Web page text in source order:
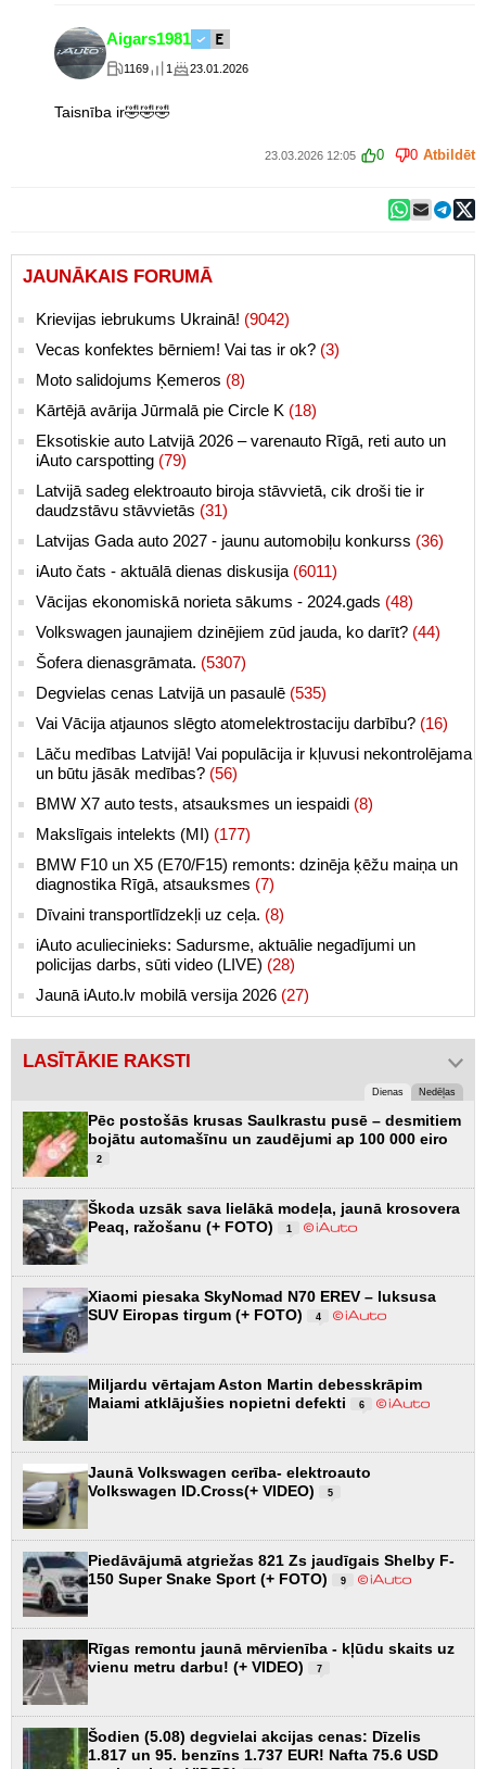
Aigars1981
1169 1 23.01.2026
Taisnība ir🤣🤣🤣
23.03.2026 12:05 0 0 Atbildēt
JAUNĀKAIS FORUMĀ
Krievijas iebrukums Ukrainā! (9042)
Vecas konfektes bērniem! Vai tas ir ok? (3)
Moto salidojums Ķemeros (8)
Kārtējā avārija Jūrmalā pie Circle K (18)
Eksotiskie auto Latvijā 2026 – varenauto Rīgā, reti auto un
iAuto carspotting (79)
Latvijā sadeg elektroauto biroja stāvvietā, cik droši tie ir
daudzstāvu stāvvietās (31)
Latvijas Gada auto 2027 - jaunu automobiļu konkurss (36)
iAuto čats - aktuālā dienas diskusija (6011)
Vācijas ekonomiskā norieta sākums - 2024.gads (48)
Volkswagen jaunajiem dzinējiem zūd jauda, ko darīt? (44)
Šofera dienasgrāmata. (5307)
Degvielas cenas Latvijā un pasaulē (535)
Vai Vācija atjaunos slēgto atomelektrostaciju darbību? (16)
Lāču medības Latvijā! Vai populācija ir kļuvusi nekontrolējama
un būtu jāsāk medības? (56)
BMW X7 auto tests, atsauksmes un iespaidi (8)
Makslīgais intelekts (MI) (177)
BMW F10 un X5 (E70/F15) remonts: dzinēja ķēžu maiņa un
diagnostika Rīgā, atsauksmes (7)
Dīvaini transportlīdzekļi uz ceļa. (8)
iAuto aculiecinieks: Sadursme, aktuālie negadījumi un
policijas darbs, sūti video (LIVE) (28)
Jaunā iAuto.lv mobilā versija 2026 (27)
LASĪTĀKIE RAKSTI
Dienas Nedēļas
Pēc postošās krusas Saulkrastu pusē – desmitiem
bojātu automašīnu un zaudējumi ap 100 000 eiro
2
Škoda uzsāk sava lielākā modeļa, jaunā krosovera
Peaq, ražošanu (+ FOTO)
1
Xiaomi piesaka SkyNomad N70 EREV – luksusa
SUV Eiropas tirgum (+ FOTO)
4
Miljardu vērtajam Aston Martin debesskrāpim
Maiami atklājušies nopietni defekti
6
Jaunā Volkswagen cerība- elektroauto
Volkswagen ID.Cross(+ VIDEO)
5
Piedāvājumā atgriežas 821 Zs jaudīgais Shelby F-
150 Super Snake Sport (+ FOTO)
9
Rīgas remontu jaunā mērvienība - kļūdu skaits uz
vienu metru darbu! (+ VIDEO)
7
Šodien (5.08) degvielai akcijas cenas: Dīzelis
1.817 un 95. benzīns 1.737 EUR! Nafta 75.6 USD